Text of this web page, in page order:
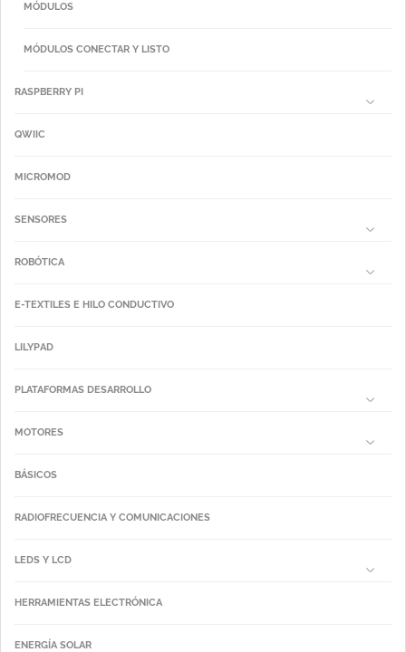
MÓDULOS
MÓDULOS CONECTAR Y LISTO
RASPBERRY PI
QWIIC
MICROMOD
SENSORES
ROBÓTICA
E-TEXTILES E HILO CONDUCTIVO
LILYPAD
PLATAFORMAS DESARROLLO
MOTORES
BÁSICOS
RADIOFRECUENCIA Y COMUNICACIONES
LEDS Y LCD
HERRAMIENTAS ELECTRÓNICA
ENERGÍA SOLAR